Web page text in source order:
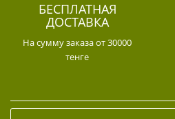
БЕСПЛАТНАЯ
ДОСТАВКА
На сумму заказа от 30000
тенге